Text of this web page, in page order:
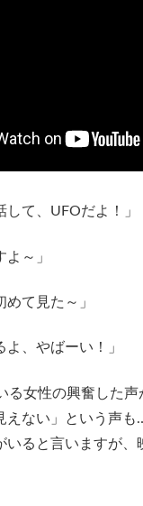
して、UFOだよ！」
よ～」
めて見た～」
よ、やばーい！」
る女性の興奮した声
えない」という声も
いると言いますが、